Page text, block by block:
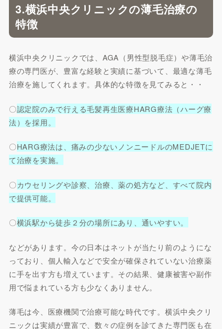
3.横浜中央クリニックの薄毛治療の
特徴
横浜中央クリニックでは、AGA（男性型脱毛症）や薄毛治
療の専門医が、豊富な経験と実績に基づいて、最適な薄毛
治療を施してくれます。具体的な特徴を見てみると・・
〇認定院のみで行える毛髪再生医療HARG療法（ハーグ療
法）を採用。
〇HARG療法は、痛みの少ないノンニードルのMEDJETに
て治療を実施。
〇カウセリングや診察、治療、薬の処方など、すべて院内
で提供可能。
〇横浜駅から徒歩２分の場所にあり、通いやすい。
などがあります。今の日本はネットが当たり前のようにな
っており、個人輸入などで安全が確保されていない治療薬
に手を出す方も増えています。その結果、健康被害や副作
用で悩まれている方も少なくありません。
薄毛は今、医療機関で治療可能な時代です。横浜中央クリ
ニックは実績が豊富で、数々の症例を診てきた専門医も在